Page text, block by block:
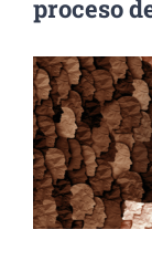
proceso
Ver
imagen
más
grande